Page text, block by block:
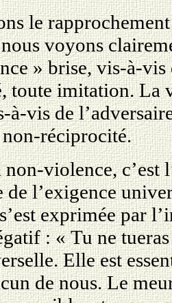
le
voyons
» brise, vis-à-
toute imitation. La
vis de
réciprocité.
violence, c’est
de l’exigence
exprimée par
: « Tu ne
Elle est
de nous. Le